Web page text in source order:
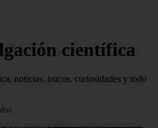
científica
noticias, trucos, curiosidades y todo